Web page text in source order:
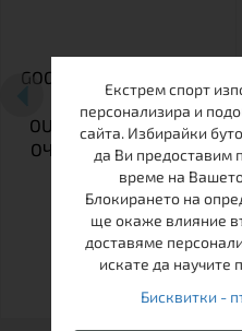
GOG LEVANTE E265-3P –
ПОЛЯРИЗИРАНИ
OUTDOOR / ТУРИЗЪМ
ОЧИЛА | REFLEX BLUE
Екстрем спорт
персонализира и
сайта. Избирайки
да Ви предоставим
време на
Блокирането на
ще окаже влияние
доставяме
искате да научите
Бисквитки -